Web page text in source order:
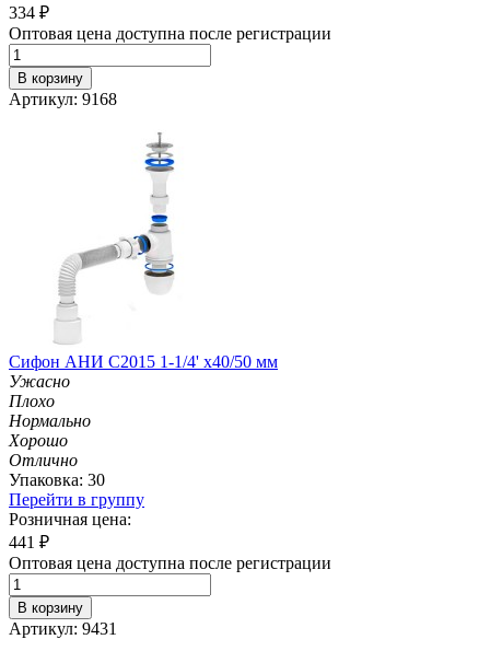
334 ₽
Оптовая цена доступна после регистрации
В корзину
Артикул: 9168
Сифон АНИ C2015 1-1/4' х40/50 мм
Ужасно
Плохо
Нормально
Хорошо
Отлично
Упаковка: 30
Перейти в группу
Розничная цена:
441 ₽
Оптовая цена доступна после регистрации
В корзину
Артикул: 9431